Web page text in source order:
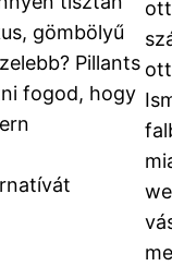
gömbölyű
Pillants
fogod, hogy